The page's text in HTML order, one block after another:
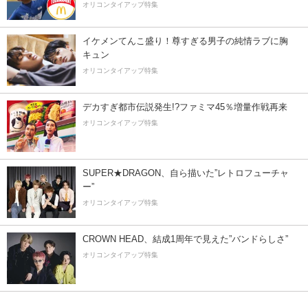
オリコンタイアップ特集
イケメンてんこ盛り！尊すぎる男子の純情ラブに胸
キュン
オリコンタイアップ特集
デカすぎ都市伝説発生!?ファミマ45％増量作戦再来
オリコンタイアップ特集
SUPER★DRAGON、自ら描いた”レトロフューチャ
ー”
オリコンタイアップ特集
CROWN HEAD、結成1周年で見えた”バンドらしさ”
オリコンタイアップ特集